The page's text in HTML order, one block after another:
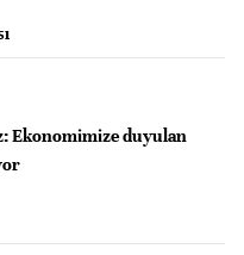
Ekonomimize duyulan